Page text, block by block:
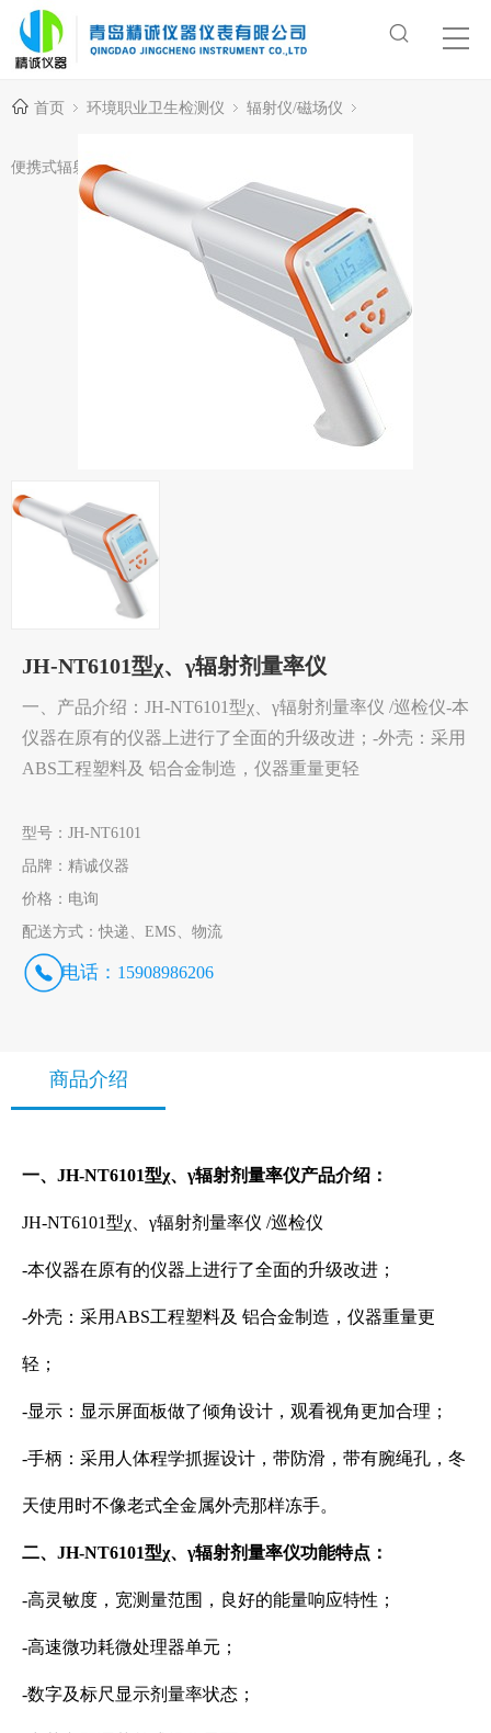
首页 环境职业卫生检测仪 辐射仪/磁场仪
便携式辐射测量仪
JH-NT6101型χ、γ辐射剂量率仪
一、产品介绍：JH-NT6101型χ、γ辐射剂量率仪 /巡检仪-本
仪器在原有的仪器上进行了全面的升级改进；-外壳：采用
ABS工程塑料及 铝合金制造，仪器重量更轻
型号： JH-NT6101
品牌： 精诚仪器
价格： 电询
配送方式：快递、EMS、物流
电话： 15908986206
商品介绍
一、JH-NT6101型χ、γ辐射剂量率仪产品介绍：
JH-NT6101型χ、γ辐射剂量率仪 /巡检仪
-本仪器在原有的仪器上进行了全面的升级改进；
-外壳：采用ABS工程塑料及 铝合金制造，仪器重量更
轻；
-显示：显示屏面板做了倾角设计，观看视角更加合理；
-手柄：采用人体程学抓握设计，带防滑，带有腕绳孔，冬
天使用时不像老式全金属外壳那样冻手。
二、JH-NT6101型χ、γ辐射剂量率仪功能特点：
-高灵敏度，宽测量范围，良好的能量响应特性；
-高速微功耗微处理器单元；
-数字及标尺显示剂量率状态；